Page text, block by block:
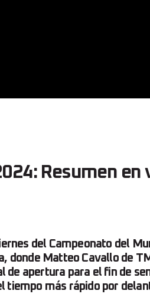
Resumen en
del Campeonato del
donde Matteo Cavallo de
de apertura para el fin de
tiempo más rápido por